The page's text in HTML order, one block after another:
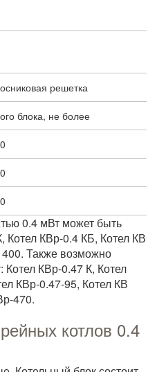
решетка
блока, не более
0.4 мВт может быть
Котел КВр-0.4 КБ, Котел КВ
Также возможно
Котел КВр-0.47 К, Котел
КВр-0.47-95, Котел КВ
470.
котлов 0.4